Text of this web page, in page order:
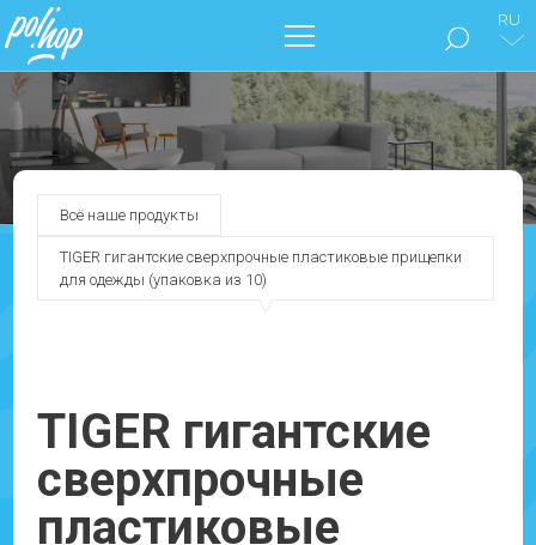
RU
БРЕНД POL’HOP
ПОЗАБОТЬТЕСЬ О СВОЕМ ДОМЕ
БЛОГ
СВЯЖИТЕСЬ С НАМИ !
Всё наше продукты
TIGER гигантские сверхпрочные пластиковые прищепки
для одежды (упаковка из 10)
TIGER гигантские
сверхпрочные
пластиковые